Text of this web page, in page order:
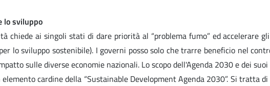
lo sviluppo
chiede ai singoli stati di dare priorità al “problema fumo” ed
lo sviluppo sostenibile). I governi posso solo che trarre beneficio nel
sulle diverse economie nazionali. Lo scopo dell'Agenda 2030 e dei
cardine della “Sustainable Development Agenda 2030”. Si tratta